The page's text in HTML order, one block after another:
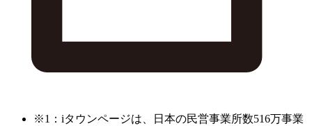
※1：iタウンページは、日本の民営事業所数516万事業